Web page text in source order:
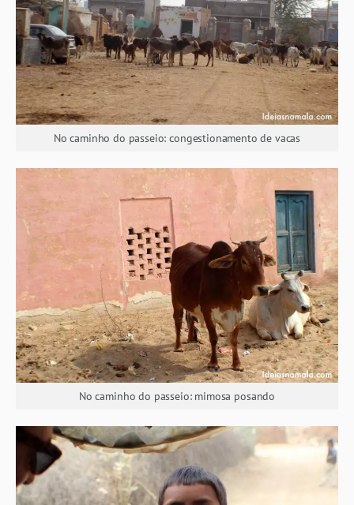
No caminho do passeio: congestionamento de vacas
No caminho do passeio: mimosa posando